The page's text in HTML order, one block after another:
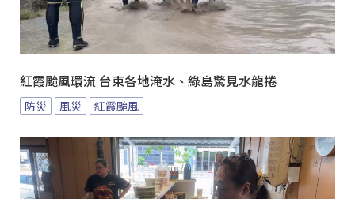
紅霞颱風環流 台東各地淹水、綠島驚見水龍捲
防災 風災 紅霞颱風